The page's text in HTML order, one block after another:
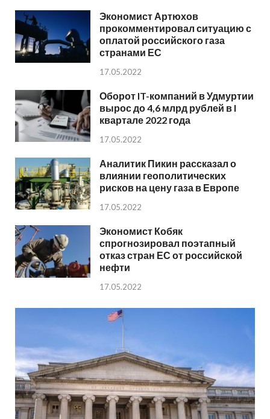
Экономист Артюхов
прокомментировал ситуацию с
оплатой российского газа
странами ЕС
17.05.2022
Оборот IT-компаний в Удмуртии
вырос до 4,6 млрд рублей в I
квартале 2022 года
17.05.2022
Аналитик Пикин рассказал о
влиянии геополитических
рисков на цену газа в Европе
17.05.2022
Экономист Кобяк
спрогнозировал поэтапный
отказ стран ЕС от российской
нефти
17.05.2022